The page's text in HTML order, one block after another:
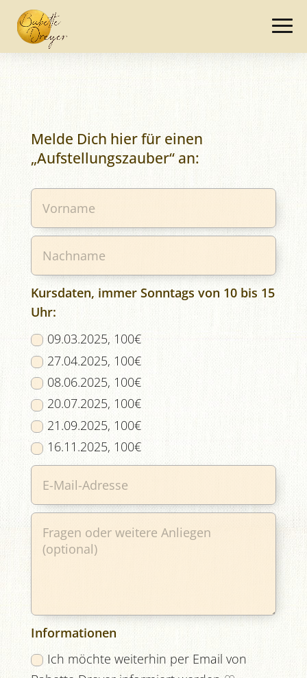
Melde Dich hier für einen
„Aufstellungszauber“ an:
Kursdaten, immer Sonntags von 10 bis 15
Uhr:
09.03.2025, 100€
27.04.2025, 100€
08.06.2025, 100€
20.07.2025, 100€
21.09.2025, 100€
16.11.2025, 100€
Informationen
Ich möchte weiterhin per Email von